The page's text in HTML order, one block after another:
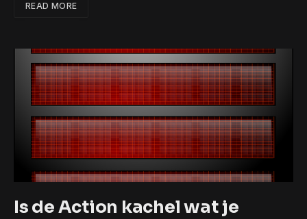
READ MORE
Is de Action kachel wat je